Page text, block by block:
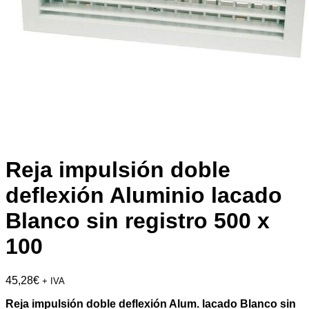
Reja impulsión doble
deflexión Aluminio lacado
Blanco sin registro 500 x
100
45,28€ + IVA
Reja impulsión doble deflexión Alum. lacado Blanco sin